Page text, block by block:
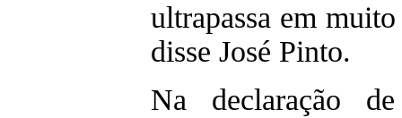
ultrapassa em
disse José Pinto.
Na declaração